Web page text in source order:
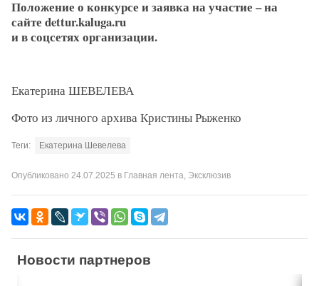
Положение о конкурсе и заявка на участие – на
сайте dettur.kaluga.ru
и в соцсетях организации.
Екатерина ШЕВЕЛЕВА
Фото из личного архива Кристины Рыженко
Теги: Екатерина Шевелева
Опубликовано 24.07.2025 в Главная лента, Эксклюзив
Новости партнеров